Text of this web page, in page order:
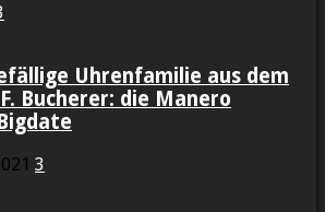
Uhrenfamilie aus dem
Bucherer: die Manero
3